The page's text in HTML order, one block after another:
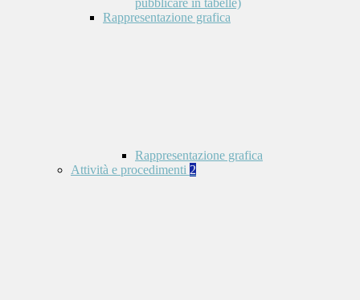
pubblicare in tabelle)
Rappresentazione grafica
Rappresentazione grafica
Attività e procedimenti 2